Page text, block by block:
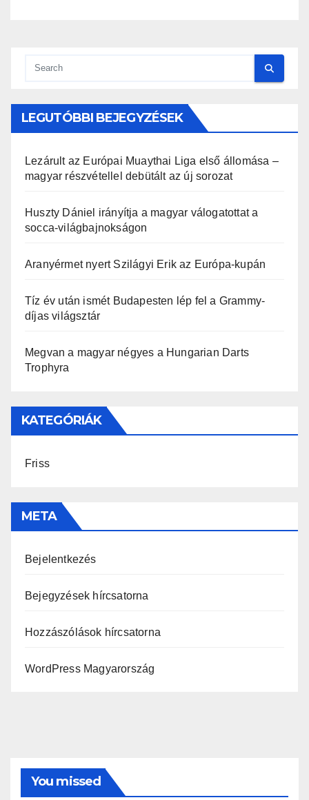
LEGUTÓBBI BEJEGYZÉSEK
Lezárult az Európai Muaythai Liga első állomása –
magyar részvétellel debütált az új sorozat
Huszty Dániel irányítja a magyar válogatottat a
socca-világbajnokságon
Aranyérmet nyert Szilágyi Erik az Európa-kupán
Tíz év után ismét Budapesten lép fel a Grammy-
díjas világsztár
Megvan a magyar négyes a Hungarian Darts
Trophyra
KATEGÓRIÁK
Friss
META
Bejelentkezés
Bejegyzések hírcsatorna
Hozzászólások hírcsatorna
WordPress Magyarország
You missed